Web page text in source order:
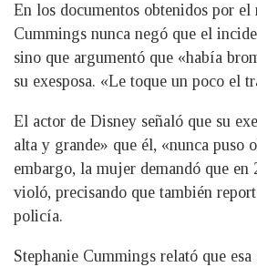
En los documentos obtenidos por el
Cummings nunca negó que el
sino que argumentó que «había
su exesposa. «Le toque un poco el
El actor de Disney señaló que su
alta y grande» que él, «nunca puso
embargo, la mujer demandó que en
violó, precisando que también
policía.
Stephanie Cummings relató que